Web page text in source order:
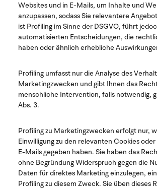
Websites und in E-Mails, um Inhalte und
anzupassen, sodass Sie relevantere
ist Profiling im Sinne der DSGVO, führt
automatisierten Entscheidungen, die
haben oder ähnlich erhebliche
Profiling umfasst nur die Analyse des
Marketingzwecken und gibt Ihnen das
menschliche Intervention, falls notwendig,
Abs. 3.
Profiling zu Marketingzwecken erfolgt nur,
Einwilligung zu den relevanten Cookies
E-Mails gegeben haben. Sie haben das
ohne Begründung Widerspruch gegen die
Daten für direktes Marketing einzulegen,
Profiling zu diesem Zweck. Sie üben dieses